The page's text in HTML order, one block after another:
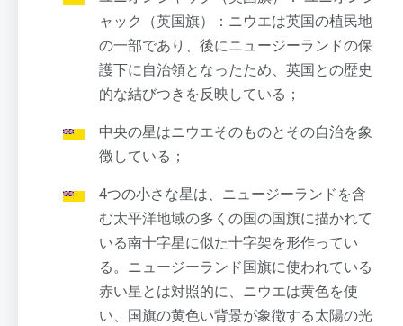
ャック（英国旗）：ニウエは英国の植民地
の一部であり、後にニュージーランドの保
護下に自治領となったため、英国との歴史
的な結びつきを反映している；
中央の星はニウエそのものとその自治を象
徴している；
4つの小さな星は、ニュージーランドを含
む太平洋地域の多くの国の国旗に描かれて
いる南十字星に似た十字架を形作ってい
る。ニュージーランド国旗に使われている
赤い星とは対照的に、ニウエは黄色を使
い、国旗の黄色い背景が象徴する太陽の光